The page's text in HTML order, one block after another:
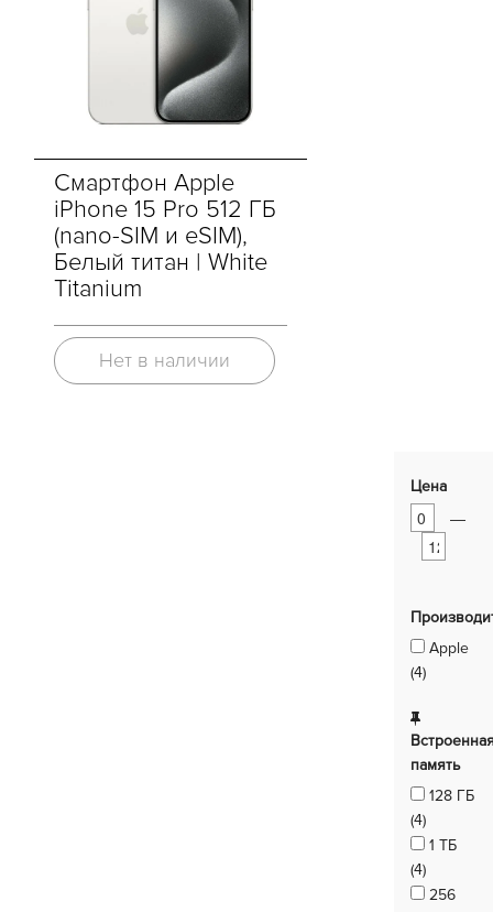
Смартфон Apple
iPhone 15 Pro 512 ГБ
(nano-SIM и eSIM),
Белый титан | White
Titanium
Нет в наличии
Цена
—
Apple
(4)
память
128 ГБ
(4)
1 ТБ
(4)
256